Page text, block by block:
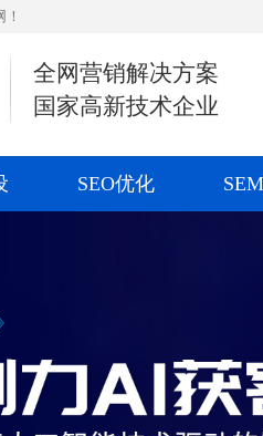
全网营销解决方案
国家高新技术企业
SEO优化